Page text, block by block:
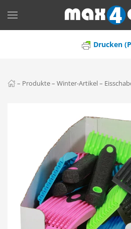
Skip to main content
Drucken
– Produkte– Winter-Artikel–